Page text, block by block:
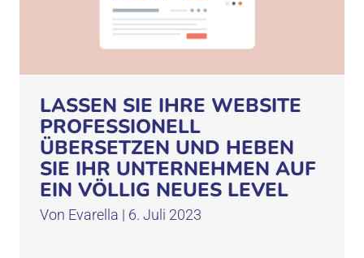
LASSEN SIE IHRE WEBSITE
PROFESSIONELL
ÜBERSETZEN UND HEBEN
SIE IHR UNTERNEHMEN AUF
EIN VÖLLIG NEUES LEVEL
Von Evarella | 6. Juli 2023